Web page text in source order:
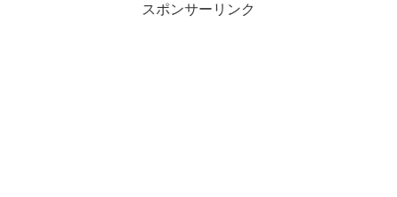
スポンサーリンク